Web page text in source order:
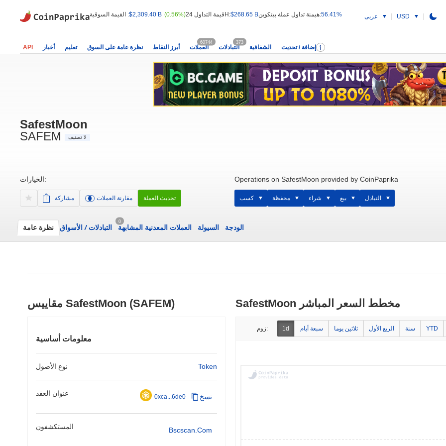
القيمة السوقية :$2,309.40 B (0.56%) قيمة التداول 24H:$268.65 B هيمنة تداول عملة بيتكوين:56.41% عربى USD
API أخبار تعليم نظرة عامة على السوق أبرز النقاط العملات
60744
التبادلات
373
الشفافية إضافة / تحديث
SafestMoon
SAFEM
لا تصنيف
الخيارات:
مشاركة مقارنة العملات تحديث العملة
Operations on SafestMoon provided by CoinPaprika
كسب محفظة شراء بيع التبادل
نظرة عامة التبادلات/ الأسواق
0
العملات المعدنية المشابهة السيولة الودجة
مقاييس SafestMoon (SAFEM)
معلومات أساسية
نوع الأصول Token
عنوان العقد 0xca...6de0 نسخ
المستكشفون Bscscan.com
SafestMoon مخطط السعر المباشر
زوم: 1d سبعة أيام ثلاثين يوما الربع الأول سنة YTD